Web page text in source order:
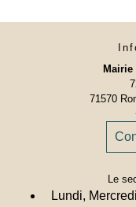
71570
Le
Lundi,